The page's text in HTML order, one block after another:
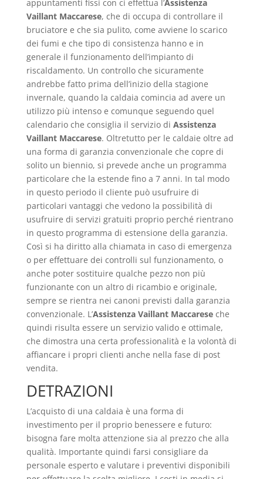
appuntamenti fissi con ci effettua l’Assistenza
Vaillant Maccarese, che di occupa di controllare il
bruciatore e che sia pulito, come avviene lo scarico
dei fumi e che tipo di consistenza hanno e in
generale il funzionamento dell’impianto di
riscaldamento. Un controllo che sicuramente
andrebbe fatto prima dell’inizio della stagione
invernale, quando la caldaia comincia ad avere un
utilizzo più intenso e comunque seguendo quel
calendario che consiglia il servizio di Assistenza
Vaillant Maccarese. Oltretutto per le caldaie oltre ad
una forma di garanzia convenzionale che copre di
solito un biennio, si prevede anche un programma
particolare che la estende fino a 7 anni. In tal modo
in questo periodo il cliente può usufruire di
particolari vantaggi che vedono la possibilità di
usufruire di servizi gratuiti proprio perché rientrano
in questo programma di estensione della garanzia.
Così si ha diritto alla chiamata in caso di emergenza
o per effettuare dei controlli sul funzionamento, o
anche poter sostituire qualche pezzo non più
funzionante con un altro di ricambio e originale,
sempre se rientra nei canoni previsti dalla garanzia
convenzionale. L’Assistenza Vaillant Maccareseche
quindi risulta essere un servizio valido e ottimale,
che dimostra una certa professionalità e la volontà di
affiancare i propri clienti anche nella fase di post
vendita.
DETRAZIONI
L’acquisto di una caldaia è una forma di
investimento per il proprio benessere e futuro:
bisogna fare molta attenzione sia al prezzo che alla
qualità. Importante quindi farsi consigliare da
personale esperto e valutare i preventivi disponibili